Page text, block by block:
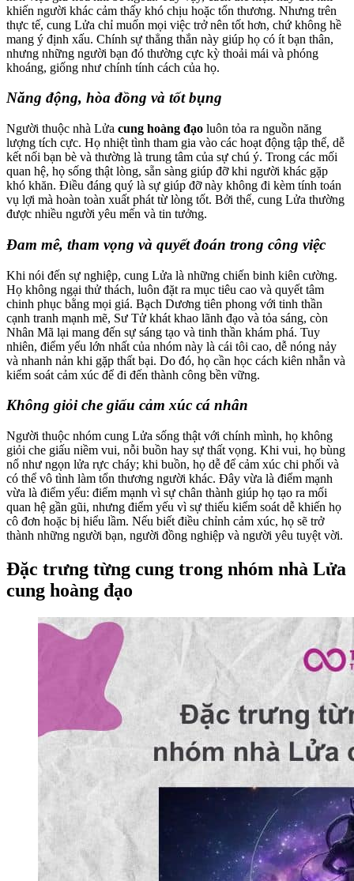
khiến người khác cảm thấy khó chịu hoặc tổn thương. Nhưng trên
thực tế, cung Lửa chỉ muốn mọi việc trở nên tốt hơn, chứ không hề
mang ý định xấu. Chính sự thẳng thắn này giúp họ có ít bạn thân,
nhưng những người bạn đó thường cực kỳ thoải mái và phóng
khoáng, giống như chính tính cách của họ.
Năng động, hòa đồng và tốt bụng
Người thuộc nhà Lửa cung hoàng đạo luôn tỏa ra nguồn năng
lượng tích cực. Họ nhiệt tình tham gia vào các hoạt động tập thể, dễ
kết nối bạn bè và thường là trung tâm của sự chú ý. Trong các mối
quan hệ, họ sống thật lòng, sẵn sàng giúp đỡ khi người khác gặp
khó khăn. Điều đáng quý là sự giúp đỡ này không đi kèm tính toán
vụ lợi mà hoàn toàn xuất phát từ lòng tốt. Bởi thế, cung Lửa thường
được nhiều người yêu mến và tin tưởng.
Đam mê, tham vọng và quyết đoán trong công việc
Khi nói đến sự nghiệp, cung Lửa là những chiến binh kiên cường.
Họ không ngại thử thách, luôn đặt ra mục tiêu cao và quyết tâm
chinh phục bằng mọi giá. Bạch Dương tiên phong với tinh thần
cạnh tranh mạnh mẽ, Sư Tử khát khao lãnh đạo và tỏa sáng, còn
Nhân Mã lại mang đến sự sáng tạo và tinh thần khám phá. Tuy
nhiên, điểm yếu lớn nhất của nhóm này là cái tôi cao, dễ nóng nảy
và nhanh nản khi gặp thất bại. Do đó, họ cần học cách kiên nhẫn và
kiểm soát cảm xúc để đi đến thành công bền vững.
Không giỏi che giấu cảm xúc cá nhân
Người thuộc nhóm cung Lửa sống thật với chính mình, họ không
giỏi che giấu niềm vui, nỗi buồn hay sự thất vọng. Khi vui, họ bùng
nổ như ngọn lửa rực cháy; khi buồn, họ dễ để cảm xúc chi phối và
có thể vô tình làm tổn thương người khác. Đây vừa là điểm mạnh
vừa là điểm yếu: điểm mạnh vì sự chân thành giúp họ tạo ra mối
quan hệ gần gũi, nhưng điểm yếu vì sự thiếu kiểm soát dễ khiến họ
cô đơn hoặc bị hiểu lầm. Nếu biết điều chỉnh cảm xúc, họ sẽ trở
thành những người bạn, người đồng nghiệp và người yêu tuyệt vời.
Đặc trưng từng cung trong nhóm nhà Lửa
cung hoàng đạo